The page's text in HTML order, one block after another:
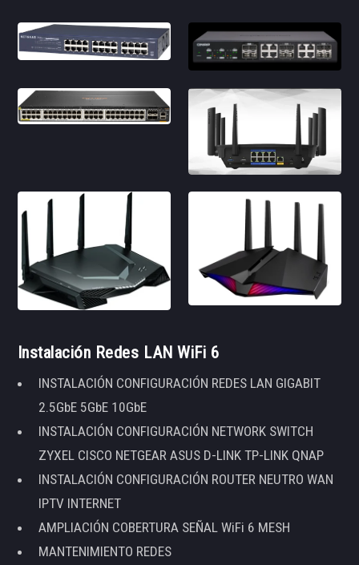
Instalación Redes LAN WiFi 6
INSTALACIÓN CONFIGURACIÓN REDES LAN GIGABIT
2.5GbE 5GbE 10GbE
INSTALACIÓN CONFIGURACIÓN NETWORK SWITCH
ZYXEL CISCO NETGEAR ASUS D-LINK TP-LINK QNAP
INSTALACIÓN CONFIGURACIÓN ROUTER NEUTRO WAN
IPTV INTERNET
AMPLIACIÓN COBERTURA SEÑAL WiFi 6 MESH
MANTENIMIENTO REDES